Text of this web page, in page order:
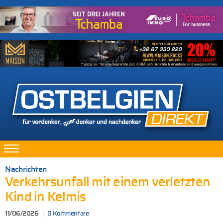
Nachrichten
Verkehrsunfall mit einem verletzten
Kind in Kelmis
11/06/2026 0 Kommentare